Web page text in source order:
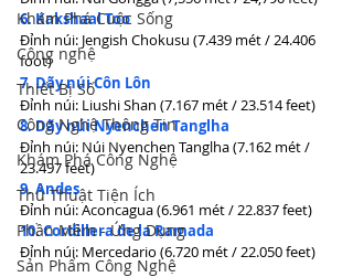
Khám Phá Cuộc Sống
Công nghệ
Thiết Bị Số
Công Nghệ Thông Tin
Khám Phá Công Nghệ
Thủ Thuật Tiện Ích
Phần Mềm - Ứng Dụng
Sản Phẩm Công Nghệ
6. Kakshaal Too
Đỉnh núi: Jengish Chokusu (7.439 mét / 24.406
foot)
7. Dãy núi Côn Lôn
Đỉnh núi: Liushi Shan (7.167 mét / 23.514 feet)
8. Dãy núi Nyenchen Tanglha
Đỉnh núi: Núi Nyenchen Tanglha (7.162 mét /
23.497 feet)
9. Andes
Đỉnh núi: Aconcagua (6.961 mét / 22.837 feet)
10. Cordillera de la Ramada
Đỉnh núi: Mercedario (6.720 mét / 22.050 feet)